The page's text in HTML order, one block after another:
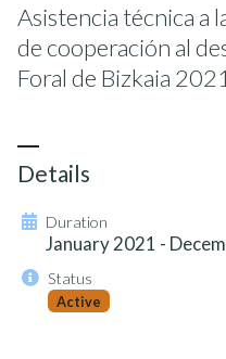
Asistencia técnica a
de cooperación al
Foral de Bizkaia 2021
Details
Duration
January 2021 -
Status
Active